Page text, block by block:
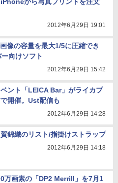
2012年6月29日 19:01
像の容量を最大1/5に圧縮でき
向けソフト
2012年6月29日 15:42
ント「LEICA Bar」がライカプ
開催。Ust配信も
2012年6月29日 14:28
錦織のリスト/指掛けストラップ
2012年6月29日 14:18
万画素の「DP2 Merrill」を7月1